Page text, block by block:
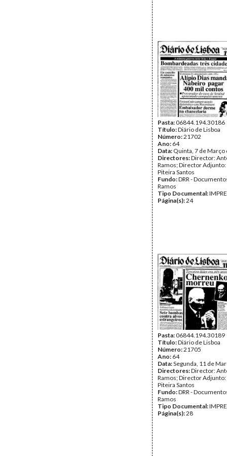
Pasta:06844.194.30186
Título:Diário de Lisboa
Número:21702
Ano: 64
Data: Quinta, 7 de Março
Directores:Director:
Ramos; Director
Piteira Santos
Fundo:DRR -
Ramos
Tipo Documental:
Página(s):24
Pasta:06844.194.30189
Título:Diário de Lisboa
Número:21705
Ano: 64
Data:Segunda, 11 de
Directores:Director:
Ramos; Director
Piteira Santos
Fundo:DRR -
Ramos
Tipo Documental:
Página(s):28